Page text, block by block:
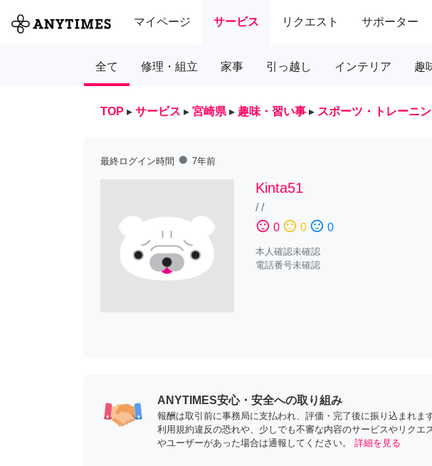
マイページ サービス リクエスト サポーター
全て 修理・組立 家事 引っ越し インテリア 趣
TOP ▸ サービス ▸ 宮崎県 ▸ 趣味・習い事 ▸ スポーツ・トレーニ
最終ログイン時間 fiber_manual_record 7年前
Kinta51
//
sentiment_satisfied 0 sentiment_neutral 0 sentiment_dissatisfied 0
本人確認未確認
電話番号未確認
ANYTIMES安心・安全への取り組み
報酬は取引前に事務局に支払われ、評価・完了後に振り込まれます
利用規約違反の恐れや、少しでも不審な内容のサービスやリクエ
やユーザーがあった場合は通報してください。
詳細を見る